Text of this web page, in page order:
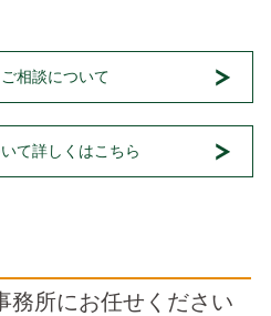
相談について
て詳しくはこちら
務所にお任せください